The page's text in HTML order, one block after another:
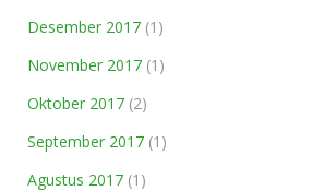
Desember 2017 (1)
November 2017 (1)
Oktober 2017 (2)
September 2017 (1)
Agustus 2017 (1)